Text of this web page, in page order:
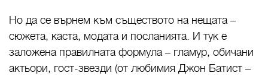
Но да се върнем към съществото на нещата –
сюжета, каста, модата и посланията. И тук е
заложена правилната формула – гламур, обичани
актьори, гост-звезди (от любимия Джон Батист –